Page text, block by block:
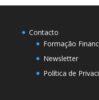
Contacto
Formação
Newsletter
Política de